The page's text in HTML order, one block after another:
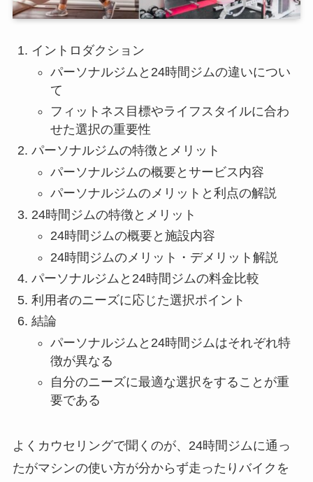
イントロダクション
パーソナルジムと24時間ジムの違いについ
て
フィットネス目標やライフスタイルに合わ
せた選択の重要性
パーソナルジムの特徴とメリット
パーソナルジムの概要とサービス内容
パーソナルジムのメリットと利点の解説
24時間ジムの特徴とメリット
24時間ジムの概要と施設内容
24時間ジムのメリット・デメリット解説
パーソナルジムと24時間ジムの料金比較
利用者のニーズに応じた選択ポイント
結論
パーソナルジムと24時間ジムはそれぞれ特
徴が異なる
自分のニーズに最適な選択をすることが重
要である
よくカウセリングで聞くのが、24時間ジムに通っ
たがマシンの使い方が分からず走ったりバイクを